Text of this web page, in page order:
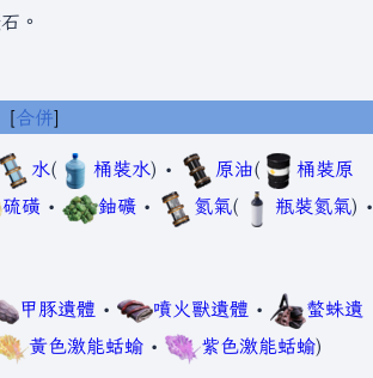
。
合併
水( 桶裝水) • 原油(
桶裝原
硫磺 • 鈾礦 • 氮氣( 瓶裝氮氣) •
甲豚遺體 • 噴火獸遺體 •
螫蛛遺
黃色激能蛞蝓 • 紫色激能蛞蝓)